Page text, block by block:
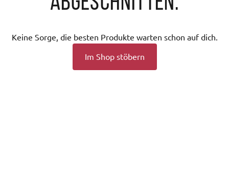
Keine Sorge, die besten Produkte warten schon auf dich.
Im Shop stöbern